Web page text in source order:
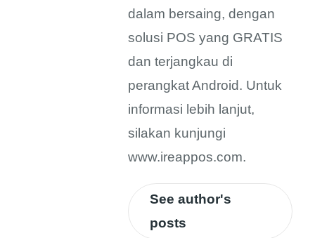
dalam bersaing, dengan
solusi POS yang GRATIS
dan terjangkau di
perangkat Android. Untuk
informasi lebih lanjut,
silakan kunjungi
www.ireappos.com.
See author's
posts